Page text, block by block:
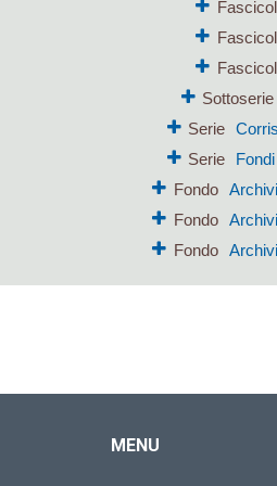
Sottoserie
Serie
Serie
Fondo
Fondo
Fondo
MENU